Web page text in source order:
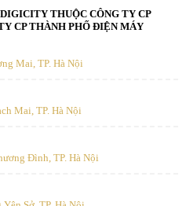
THUỘC CÔNG TY CP
CP THÀNH PHỐ ĐIỆN MÁY
Mai, TP. Hà Nội
Mai, TP. Hà Nội
Đình, TP. Hà Nội